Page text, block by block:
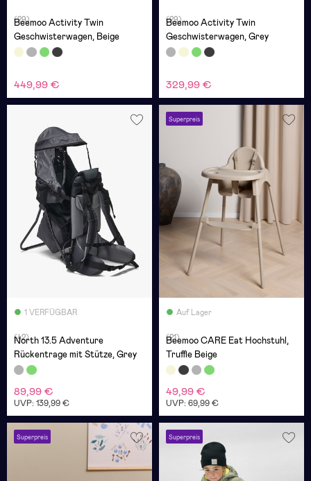
(29)
Beemoo Activity Twin
Geschwisterwagen, Beige
449,99 €
(29)
Beemoo Activity Twin
Geschwisterwagen, Grey
329,99 €
1 VERFÜGBAR
(42)
North 13.5 Adventure
Rückentrage mit Stütze, Grey
89,99 €
UVP: 139,99 €
Superpreis
Auf Lager
(21)
Beemoo CARE Eat Hochstuhl,
Truffle Beige
49,99 €
UVP: 69,99 €
Superpreis Superpreis